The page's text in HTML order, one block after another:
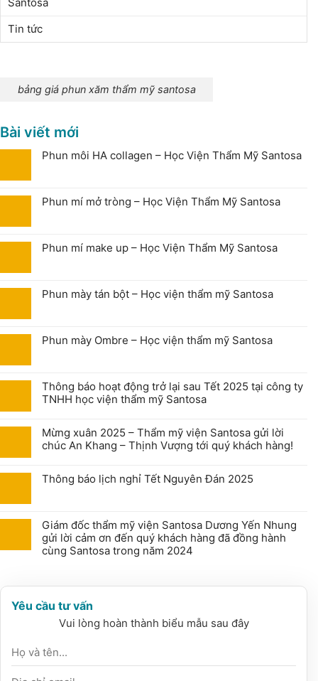
Tin tức
bảng giá phun xăm thẩm mỹ santosa
Bài viết mới
Phun môi HA collagen – Học Viện Thẩm Mỹ Santosa
Phun mí mở tròng – Học Viện Thẩm Mỹ Santosa
Phun mí make up – Học Viện Thẩm Mỹ Santosa
Phun mày tán bột – Học viện thẩm mỹ Santosa
Phun mày Ombre – Học viện thẩm mỹ Santosa
Thông báo hoạt động trở lại sau Tết 2025 tại công ty
TNHH học viện thẩm mỹ Santosa
Mừng xuân 2025 – Thẩm mỹ viện Santosa gửi lời
chúc An Khang – Thịnh Vượng tới quý khách hàng!
Thông báo lịch nghỉ Tết Nguyên Đán 2025
Giám đốc thẩm mỹ viện Santosa Dương Yến Nhung
gửi lời cảm ơn đến quý khách hàng đã đồng hành
cùng Santosa trong năm 2024
Yêu cầu tư vấn
Vui lòng hoàn thành biểu mẫu sau đây